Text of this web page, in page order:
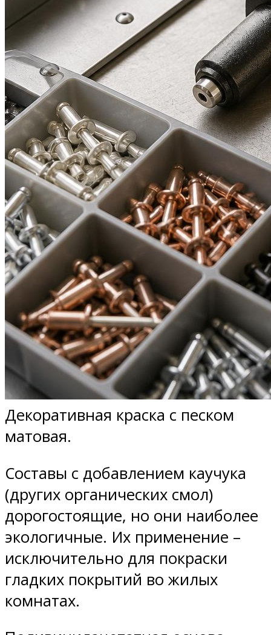
Декоративная краска с песком
матовая.
Составы с добавлением каучука
(других органических смол)
дорогостоящие, но они наиболее
экологичные. Их применение –
исключительно для покраски
гладких покрытий во жилых
комнатах.